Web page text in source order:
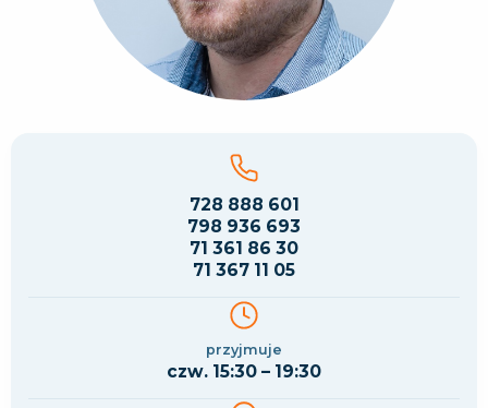
728 888 601
798 936 693
71 361 86 30
71 367 11 05
przyjmuje
czw. 15:30 – 19:30